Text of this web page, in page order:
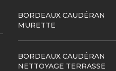
BORDEAUX CAUDÉRAN
MURETTE
BORDEAUX CAUDÉRAN
NETTOYAGE TERRASSE